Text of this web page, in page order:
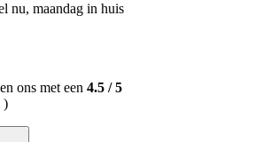
nu, maandag in huis
ons met een 4.5 /5
)